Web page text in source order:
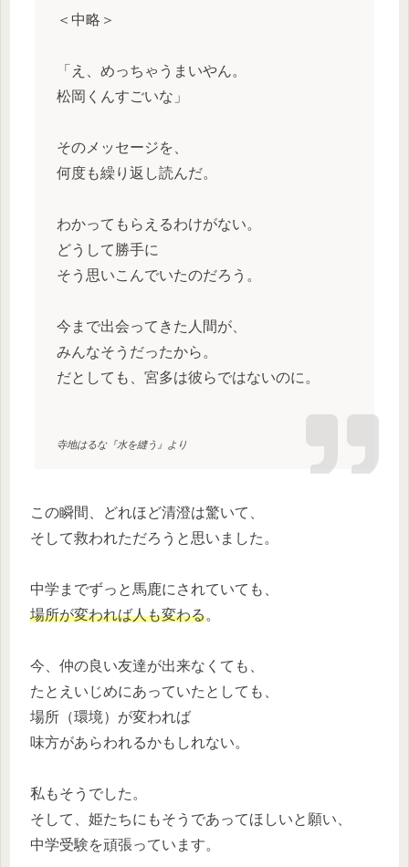
＜中略＞
「え、めっちゃうまいやん。
松岡くんすごいな」
そのメッセージを、
何度も繰り返し読んだ。
わかってもらえるわけがない。
どうして勝手に
そう思いこんでいたのだろう。
今まで出会ってきた人間が、
みんなそうだったから。
だとしても、宮多は彼らではないのに。
寺地はるな『水を縫う』より
この瞬間、どれほど清澄は驚いて、
そして救われただろうと思いました。
中学までずっと馬鹿にされていても、
場所が変われば人も変わる。
今、仲の良い友達が出来なくても、
たとえいじめにあっていたとしても、
場所（環境）が変われば
味方があらわれるかもしれない。
私もそうでした。
そして、姫たちにもそうであってほしいと願い、
中学受験を頑張っています。